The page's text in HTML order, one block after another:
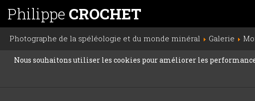
Philippe CROCHET
Photographe de la spéléologie et du monde minéral Galerie
Nous souhaitons utiliser les cookies pour améliorer les